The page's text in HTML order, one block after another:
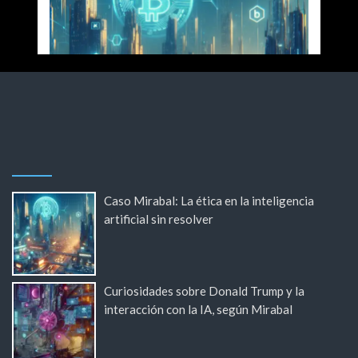
Caso Mirabal: La ética en la inteligencia
artificial sin resolver
Curiosidades sobre Donald Trump y la
interacción con la IA, según Mirabal